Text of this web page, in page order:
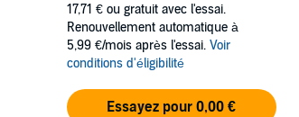
17,71 € ou gratuit avec l'essai.
Renouvellement automatique à
5,99 €/mois après l'essai. Voir
conditions d'éligibilité
Essayez pour 0,00 €